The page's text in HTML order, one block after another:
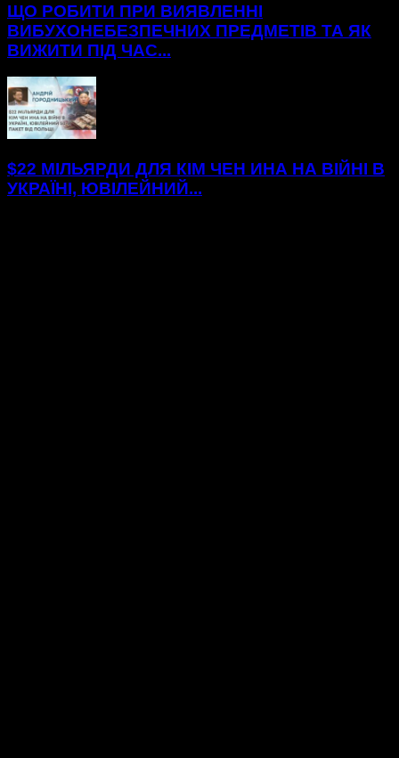
ЩО РОБИТИ ПРИ ВИЯВЛЕННІ
ВИБУХОНЕБЕЗПЕЧНИХ ПРЕДМЕТІВ ТА ЯК
ВИЖИТИ ПІД ЧАС...
$22 МІЛЬЯРДИ ДЛЯ КІМ ЧЕН ИНА НА ВІЙНІ В
УКРАЇНІ, ЮВІЛЕЙНИЙ...